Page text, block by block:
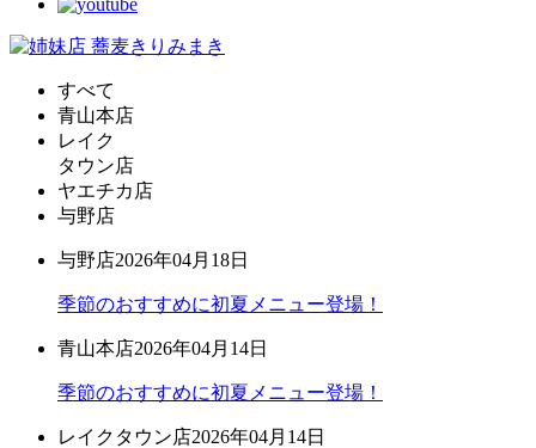
すべて
青山本店
レイク
タウン店
ヤエチカ店
与野店
与野店2026年04月18日
季節のおすすめに初夏メニュー登場！
青山本店2026年04月14日
季節のおすすめに初夏メニュー登場！
レイクタウン店2026年04月14日